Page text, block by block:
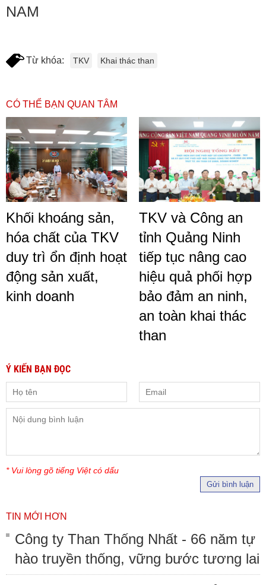
NAM
Từ khóa: TKV Khai thác than
CÓ THỂ BẠN QUAN TÂM
Khối khoáng sản,
hóa chất của TKV
duy trì ổn định hoạt
động sản xuất,
kinh doanh
TKV và Công an
tỉnh Quảng Ninh
tiếp tục nâng cao
hiệu quả phối hợp
bảo đảm an ninh,
an toàn khai thác
than
Ý KIẾN BẠN ĐỌC
* Vui lòng gõ tiếng Việt có dấu
Gửi bình luận
TIN MỚI HƠN
Công ty Than Thống Nhất - 66 năm tự
hào truyền thống, vững bước tương lai